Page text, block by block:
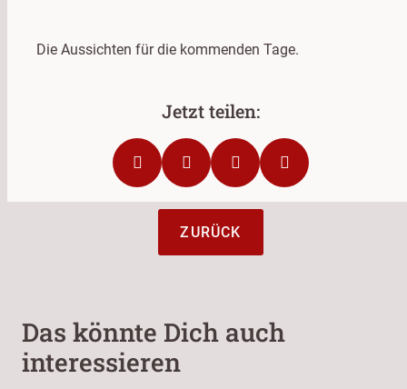
Die Aussichten für die kommenden Tage.
ZURÜCK
Das könnte Dich auch
interessieren